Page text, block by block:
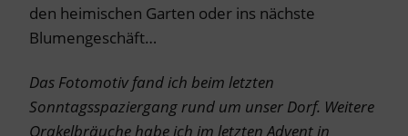
den heimischen Garten oder ins nächste
Blumengeschäft…
Das Fotomotiv fand ich beim letzten
Sonntagsspaziergang rund um unser Dorf. Weitere
Orakelbräuche habe ich im letzten Advent in